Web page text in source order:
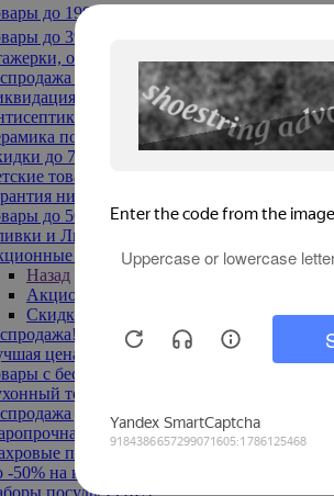
до 199₽
до 399₽
обувницы
текстиля до -50%
до -70%
по 129 руб
до 70%
товары
низкой цены
до 500 руб
и Лимоны
товары
Назад
Акционные товары
Скидка 20% по промокоду
Ульяновск до -70%
цена
с бесплатной доставкой
текстиль
до -50%
посуда
полотенца
-50% на ковры
посуды FORA